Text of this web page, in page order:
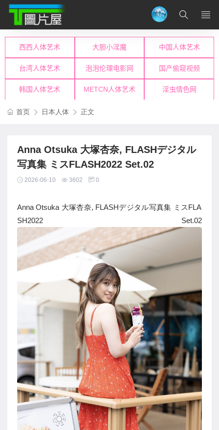
首页 日本人体 正文
Anna Otsuka 大塚杏奈, FLASHデジタル
写真集 ミスFLASH2022 Set.02
2026-06-10 3602 0
Anna Otsuka 大塚杏奈, FLASHデジタル写真集 ミスFLA
SH2022 Set.02